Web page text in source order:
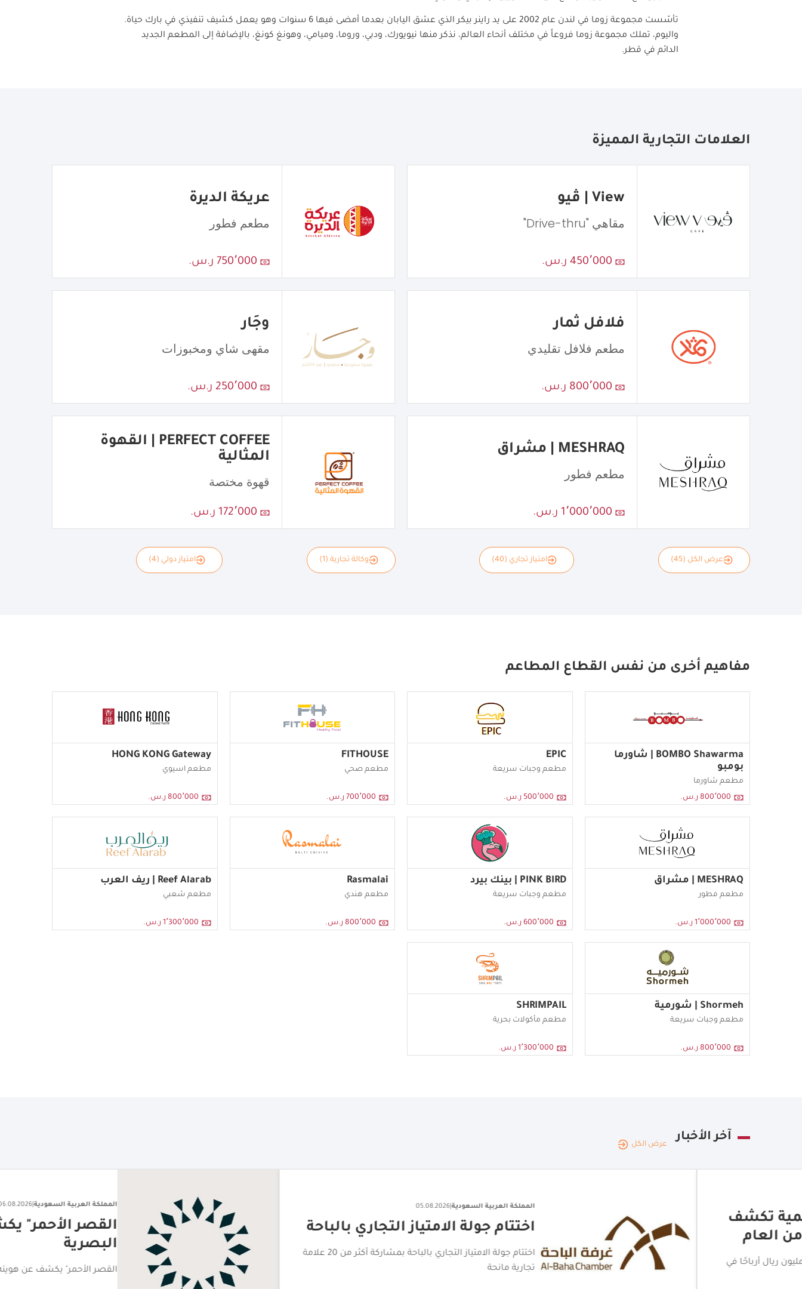
تأسّست مجموعة زوما في لندن عام 2002 على يد راينر بيكر الذي عشق اليابان بعدما أمضى فيها 6 سنوات وهو يعمل كشيف تنفيذي في بارك حياة.
واليوم، تملك مجموعة زوما فروعاً في مختلف أنحاء العالم، نذكر منها نيويورك، ودبي، وروما، وميامي، وهونغ كونغ، بالإضافة إلى المطعم الجديد
الدائم في قطر.
العلامات التجارية المميزة
View | ڤيو
مقاهي "Drive-thru"
450٬000 ر.س.
عريكة الديرة
مطعم فطور
750٬000 ر.س.
فلافل ثمار
مطعم فلافل تقليدي
800٬000 ر.س.
وجَار
مقهى شاي ومخبوزات
250٬000 ر.س.
MESHRAQ | مشراق
مطعم فطور
1٬000٬000 ر.س.
PERFECT COFFEE | القهوة
المثالية
قهوة مختصة
172٬000 ر.س.
عرض الكل (45) امتياز تجاري (40) وكالة تجارية (1) امتياز دولي (4)
مفاهيم أخرى من نفس القطاع المطاعم
BOMBO Shawarma | شاورما
بومبو
مطعم شاورما
800٬000 ر.س.
EPIC
مطعم وجبات سريعة
500٬000 ر.س.
FITHOUSE
مطعم صحي
700٬000 ر.س.
HONG KONG Gateway
مطعم اسيوي
800٬000 ر.س.
MESHRAQ | مشراق
مطعم فطور
1٬000٬000 ر.س.
PINK BIRD | بينك بيرد
مطعم وجبات سريعة
600٬000 ر.س.
Rasmalai
مطعم هندي
800٬000 ر.س.
Reef Alarab | ريف العرب
مطعم شعبي
1٬300٬000 ر.س.
Shormeh | شورمية
مطعم وجبات سريعة
800٬000 ر.س.
SHRIMPAIL
مطعم مأكولات بحرية
1٬300٬000 ر.س.
آخر الأخبار
عرض الكل
المملكة العربية السعودية
"القصر الأحمر" يكشف عن هويته
البصرية
"القصر الأحمر" يكشف عن هويته البصرية تمهيدًا لافتتاحه
اختتام جولة الامتياز التجاري بالباحة
اختتام جولة الامتياز التجاري بالباحة بمشاركة أكثر من 20 علامة
تجارية مانحة